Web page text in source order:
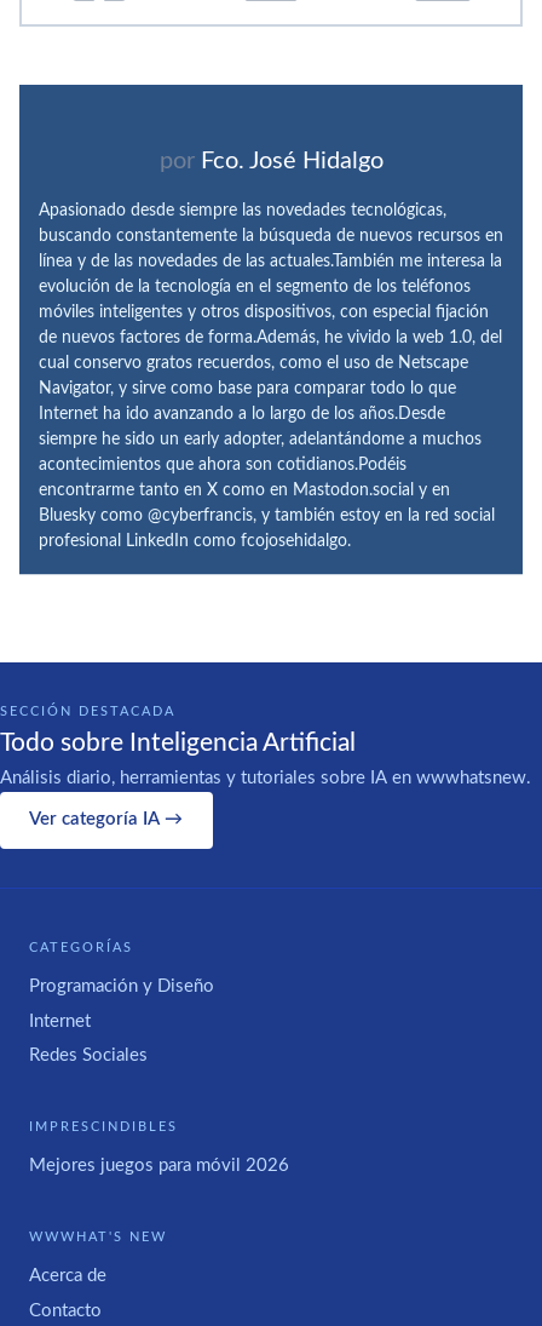
por Fco. José Hidalgo
Apasionado desde siempre las novedades tecnológicas,
buscando constantemente la búsqueda de nuevos recursos en
línea y de las novedades de las actuales.También me interesa la
evolución de la tecnología en el segmento de los teléfonos
móviles inteligentes y otros dispositivos, con especial fijación
de nuevos factores de forma.Además, he vivido la web 1.0, del
cual conservo gratos recuerdos, como el uso de Netscape
Navigator, y sirve como base para comparar todo lo que
Internet ha ido avanzando a lo largo de los años.Desde
siempre he sido un early adopter, adelantándome a muchos
acontecimientos que ahora son cotidianos.Podéis
encontrarme tanto en X como en Mastodon.social y en
Bluesky como @cyberfrancis, y también estoy en la red social
profesional LinkedIn como fcojosehidalgo.
SECCIÓN DESTACADA
Todo sobre Inteligencia Artificial
Análisis diario, herramientas y tutoriales sobre IA en wwwhatsnew.
Ver categoría IA →
CATEGORÍAS
Programación y Diseño
Internet
Redes Sociales
IMPRESCINDIBLES
Mejores juegos para móvil 2026
WWWHAT'S NEW
Acerca de
Contacto